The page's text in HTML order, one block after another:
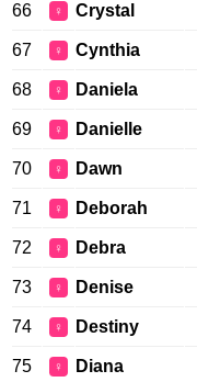
66 ♀ Crystal
67 ♀ Cynthia
68 ♀ Daniela
69 ♀ Danielle
70 ♀ Dawn
71 ♀ Deborah
72 ♀ Debra
73 ♀ Denise
74 ♀ Destiny
75 ♀ Diana